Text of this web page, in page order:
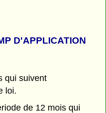
D'APPLICATION
qui suivent
loi.
de 12 mois qui